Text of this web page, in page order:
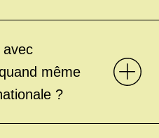
avec
même
?